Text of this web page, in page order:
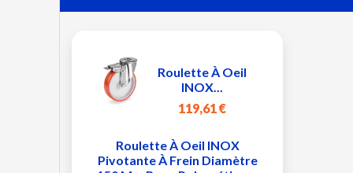
Roulette À Oeil
INOX...
119,61 €
Roulette À Oeil INOX
Pivotante À Frein Diamètre